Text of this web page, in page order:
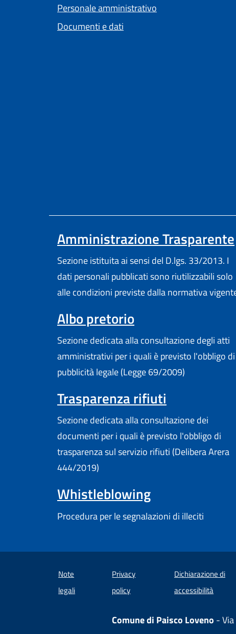
Personale amministrativo
Documenti e dati
Amministrazione Trasparente
Sezione istituita ai sensi del D.lgs. 33/2013. I
dati personali pubblicati sono riutilizzabili solo
alle condizioni previste dalla normativa
Albo pretorio
Sezione dedicata alla consultazione degli atti
amministrativi per i quali è previsto l'obbligo di
pubblicità legale (Legge 69/2009)
Trasparenza rifiuti
Sezione dedicata alla consultazione dei
documenti per i quali è previsto l'obbligo di
trasparenza sul servizio rifiuti (Delibera Arera
444/2019)
Whistleblowing
Procedura per le segnalazioni di illeciti
Note
legali
Privacy
policy
Dichiarazione di
accessibilità
Comune di Paisco Loveno -